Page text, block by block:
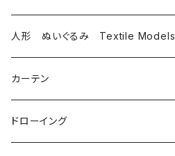
トートバッグ totebag
サコッシュ Sacoche
がま口 大 mini bag
人形 ぬいぐるみ Textile Models
カーテン
ドローイング